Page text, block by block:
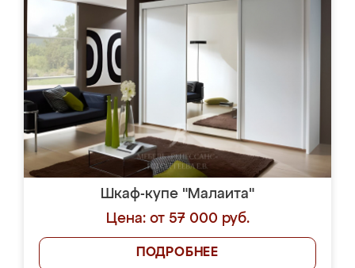
Шкаф-купе "Малаита"
Цена: от 57 000 руб.
ПОДРОБНЕЕ